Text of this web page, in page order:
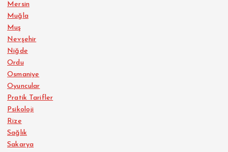
Mersin
Muğla
Muş
Nevşehir
Niğde
Ordu
Osmaniye
Oyuncular
Pratik Tarifler
Psikoloji
Rize
Sağlık
Sakarya